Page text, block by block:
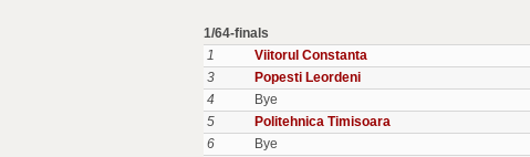
1/64-finals
1
Viitorul Constanta
3
Popesti Leordeni
4
Bye
5
Politehnica Timisoara
6
Bye